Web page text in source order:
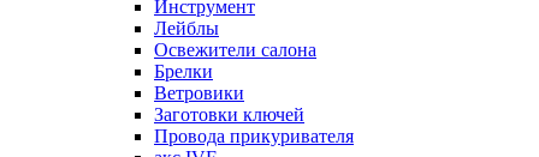
Инструмент
Лейблы
Освежители салона
Брелки
Ветровики
Заготовки ключей
Провода прикуривателя